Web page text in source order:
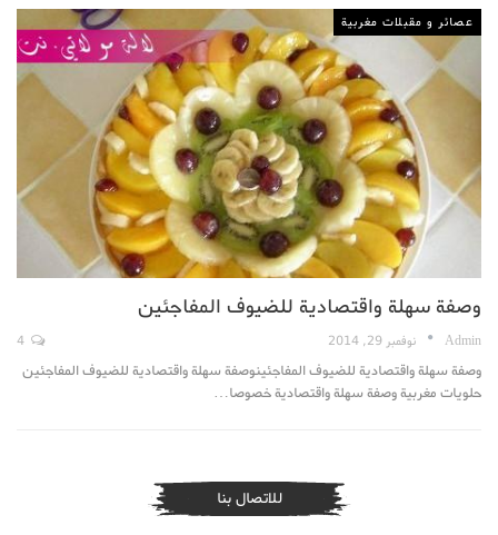
عصائر و مقبلات مغربية
وصفة سهلة واقتصادية للضيوف المفاجئين
Admin نوفمبر 29, 2014
وصفة سهلة واقتصادية للضيوف المفاجئينوصفة سهلة واقتصادية للضيوف المفاجئين
حلويات مغربية وصفة سهلة واقتصادية خصوصا…
للاتصال بنا